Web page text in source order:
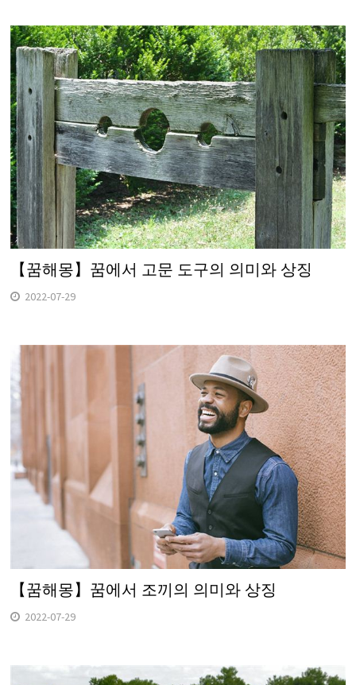
【꿈해몽】꿈에서 고문 도구의 의미와 상징
2022-07-29
【꿈해몽】꿈에서 조끼의 의미와 상징
2022-07-29